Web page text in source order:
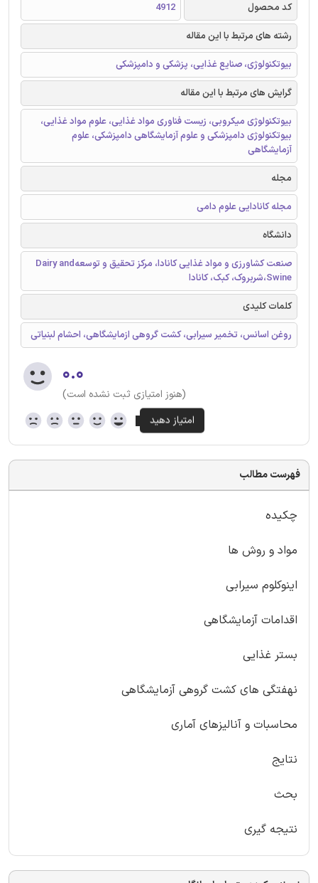
کد محصول
4912
رشته های مرتبط با این مقاله
بیوتکنولوژی، صنایع غذایی، پزشکی و دامپزشکی
گرایش های مرتبط با این مقاله
بیوتکنولوژی میکروبی، زیست فناوری مواد غذایی، علوم مواد غذایی،
بیوتکنولوژی دامپزشکی و علوم آزمایشگاهی دامپزشکی، علوم
آزمایشگاهی
مجله
مجله کانادایی علوم دامی
دانشگاه
صنعت کشاورزی و مواد غذایی کانادا، مرکز تحقیق و توسعهDairy and
Swine،شربروک، کبک، کانادا
کلمات کلیدی
روغن اسانس، تخمیر سیرابی، کشت گروهی ازمایشگاهی، احشام لبنیاتی
۰.۰
(هنوز امتیازی ثبت نشده است)
فهرست مطالب
چکیده
مواد و روش ها
اینوکلوم سیرابی
اقدامات آزمایشگاهی
بستر غذایی
نهفتگی های کشت گروهی آزمایشگاهی
محاسبات و آنالیزهای آماری
نتایج
بحث
نتیجه گیری